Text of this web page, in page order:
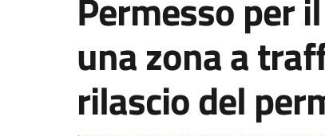
una zona a
rilascio del